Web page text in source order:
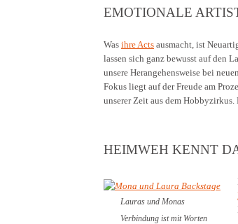
EMOTIONALE
Was ihre Acts ausmacht, ist
lassen sich ganz bewusst auf den
unsere Herangehensweise bei
Fokus liegt auf der Freude am
unserer Zeit aus dem
HEIMWEH KENNT
Lauras und Monas
Verbindung ist mit Worten